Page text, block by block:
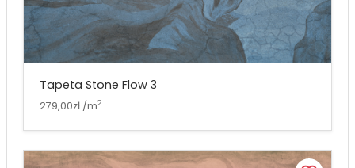
Tapeta Stone Flow 3
279,00zł /m2